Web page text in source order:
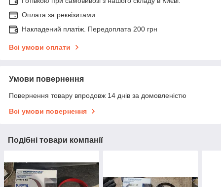
Оплата за реквізитами
Накладений платіж. Передоплата 200 грн
Всі умови оплати
Умови повернення
Повернення товару впродовж 14 днів за домовленістю
Всі умови повернення
Подібні товари компанії